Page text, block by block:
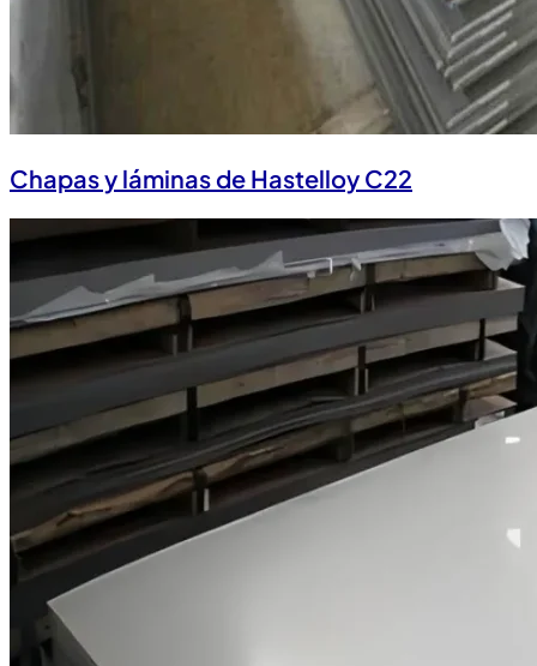
Chapas y láminas de Hastelloy C22